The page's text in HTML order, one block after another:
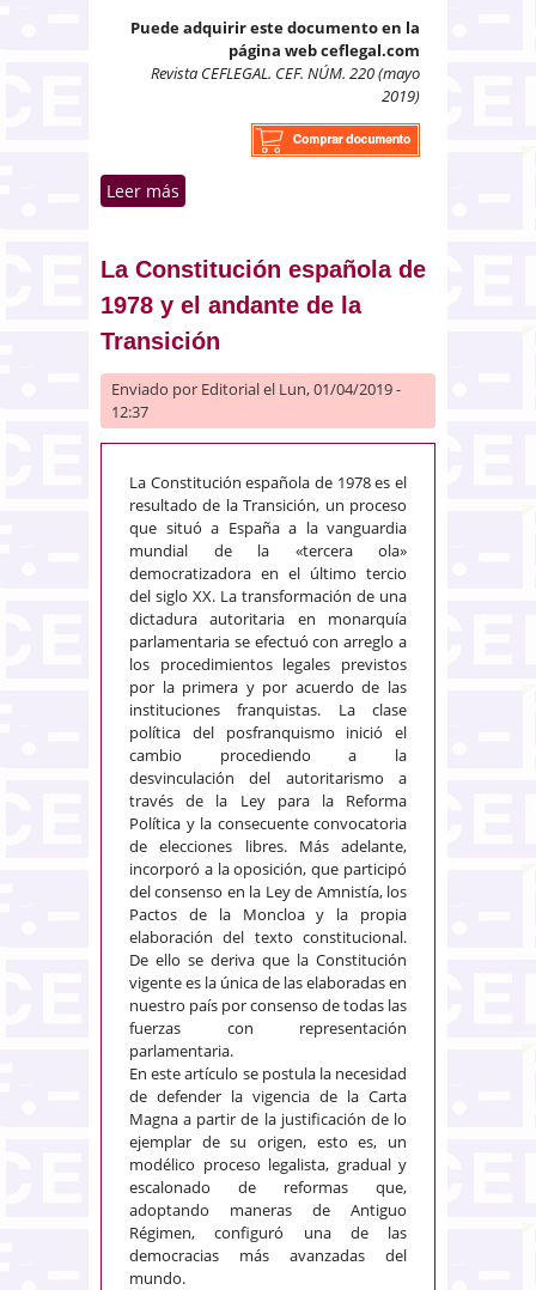
Puede adquirir este documento en la
página web ceflegal.com
Revista CEFLEGAL. CEF. NÚM. 220 (mayo
2019)
Leer más
[Antecedentes jurídicos e
instrumentos vigentes (1980-
2018)]
La Constitución española de
1978 y el andante de la
Transición
Enviado por Editorialel Lun, 01/04/2019 -
12:37
La Constitución española de 1978 es el
resultado de la Transición, un proceso
que situó a España a la vanguardia
mundial de la «tercera ola»
democratizadora en el último tercio
del siglo XX. La transformación de una
dictadura autoritaria en monarquía
parlamentaria se efectuó con arreglo a
los procedimientos legales previstos
por la primera y por acuerdo de las
instituciones franquistas. La clase
política del posfranquismo inició el
cambio procediendo a la
desvinculación del autoritarismo a
través de la Ley para la Reforma
Política y la consecuente convocatoria
de elecciones libres. Más adelante,
incorporó a la oposición, que participó
del consenso en la Ley de Amnistía, los
Pactos de la Moncloa y la propia
elaboración del texto constitucional.
De ello se deriva que la Constitución
vigente es la única de las elaboradas en
nuestro país por consenso de todas las
fuerzas con representación
parlamentaria.
En este artículo se postula la necesidad
de defender la vigencia de la Carta
Magna a partir de la justificación de lo
ejemplar de su origen, esto es, un
modélico proceso legalista, gradual y
escalonado de reformas que,
adoptando maneras de Antiguo
Régimen, configuró una de las
democracias más avanzadas del
mundo.